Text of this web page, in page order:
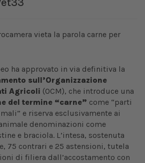
ha approvato in via definitiva la
sull’Organizzazione
Agricoli (OCM), che introduce una
del termine “carne” come “parti
e riserva esclusivamente ai
denominazioni come
e braciola. L’intesa, sostenuta
75 contrari e 25 astensioni, tutela
di filiera dall’accostamento con